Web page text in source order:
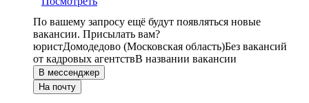
По вашему запросу ещё будут появляться новые
вакансии. Присылать вам?
юристДомодедово (Московская область)Без вакансий
от кадровых агентствВ названии вакансии
В мессенджер
На почту